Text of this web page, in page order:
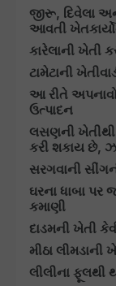
જીરૂ, દિવેલા
આવતી
કારેલાની ખેતી
ટામેટાની
આ રીતે
ઉત્પાદન
લસણની ખેતીથી
કરી શકાય છે,
સરગવાની
ઘરના ધાબા પર
કમાણી
દાડમની ખેતી
મીઠા
લીલીના ફૂલથી